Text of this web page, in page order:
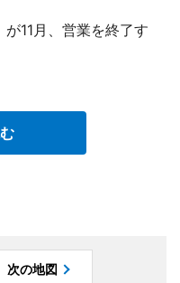
11月、営業を終了す
次の地図